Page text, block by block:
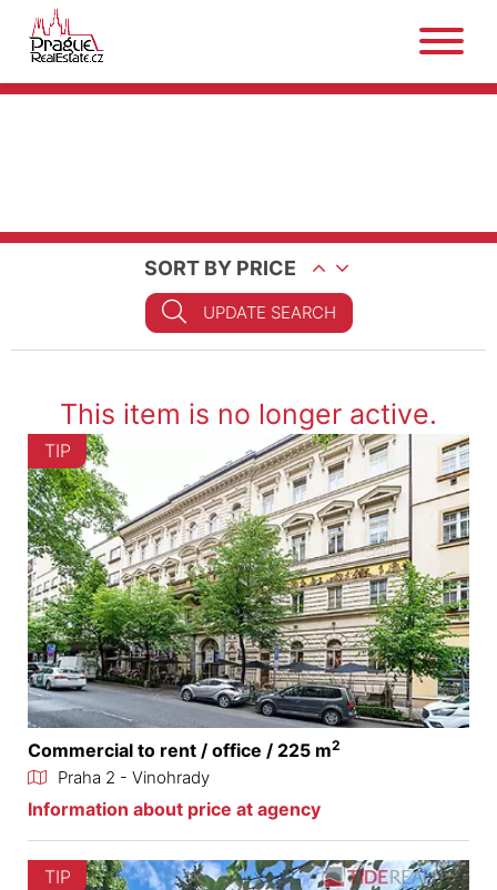
SORT BY PRICE
UPDATE SEARCH
This item is no longer active.
TIP
Commercial to rent / office / 225 m2
Praha 2 - Vinohrady
Information about price at agency
TIP